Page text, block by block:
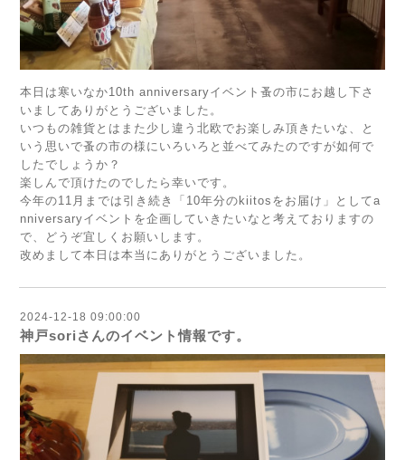
本日は寒いなか10th anniversaryイベント蚤の市にお越し下さ
いましてありがとうございました。
いつもの雑貨とはまた少し違う北欧でお楽しみ頂きたいな、と
いう思いで蚤の市の様にいろいろと並べてみたのですが如何で
したでしょうか？
楽しんで頂けたのでしたら幸いです。
今年の11月までは引き続き「10年分のkiitosをお届け」としてa
nniversaryイベントを企画していきたいなと考えておりますの
で、どうぞ宜しくお願いします。
改めまして本日は本当にありがとうございました。
2024-12-18 09:00:00
神戸soriさんのイベント情報です。